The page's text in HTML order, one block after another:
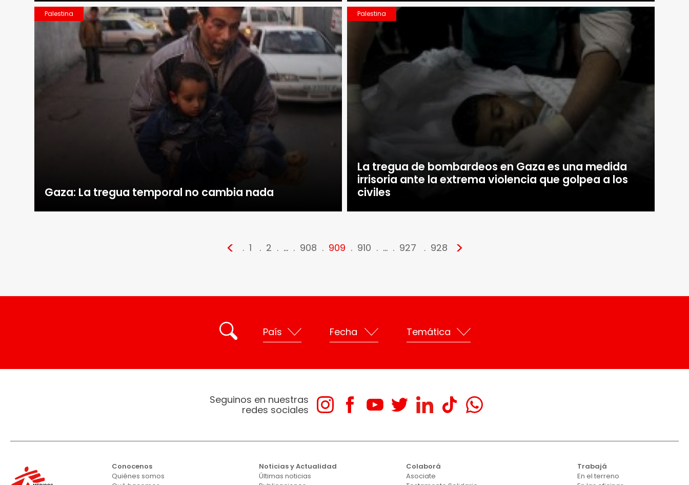
Palestina
Gaza: La tregua temporal no cambia nada
Palestina
La tregua de bombardeos en Gaza es una medida
irrisoria ante la extrema violencia que golpea a los
civiles
< 1 2 … 908 909 910 … 927 928 >
Seguinos en nuestras
redes sociales
Conocenos
Quiénes somos
Noticias y Actualidad
Últimas noticias
Colaborá
Asociate
Trabajá
En el terreno